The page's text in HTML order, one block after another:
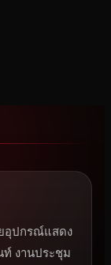
ยอุปกรณ์แสดง
ท์ งานประชุม